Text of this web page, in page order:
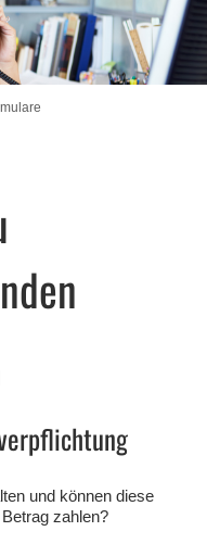
und können diese
zahlen?